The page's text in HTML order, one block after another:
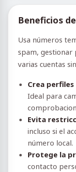
Beneficios
Usa números
spam, gestionar
varias cuentas
Crea
Ideal para
Evita
incluso si el
número local.
Protege la
contacto